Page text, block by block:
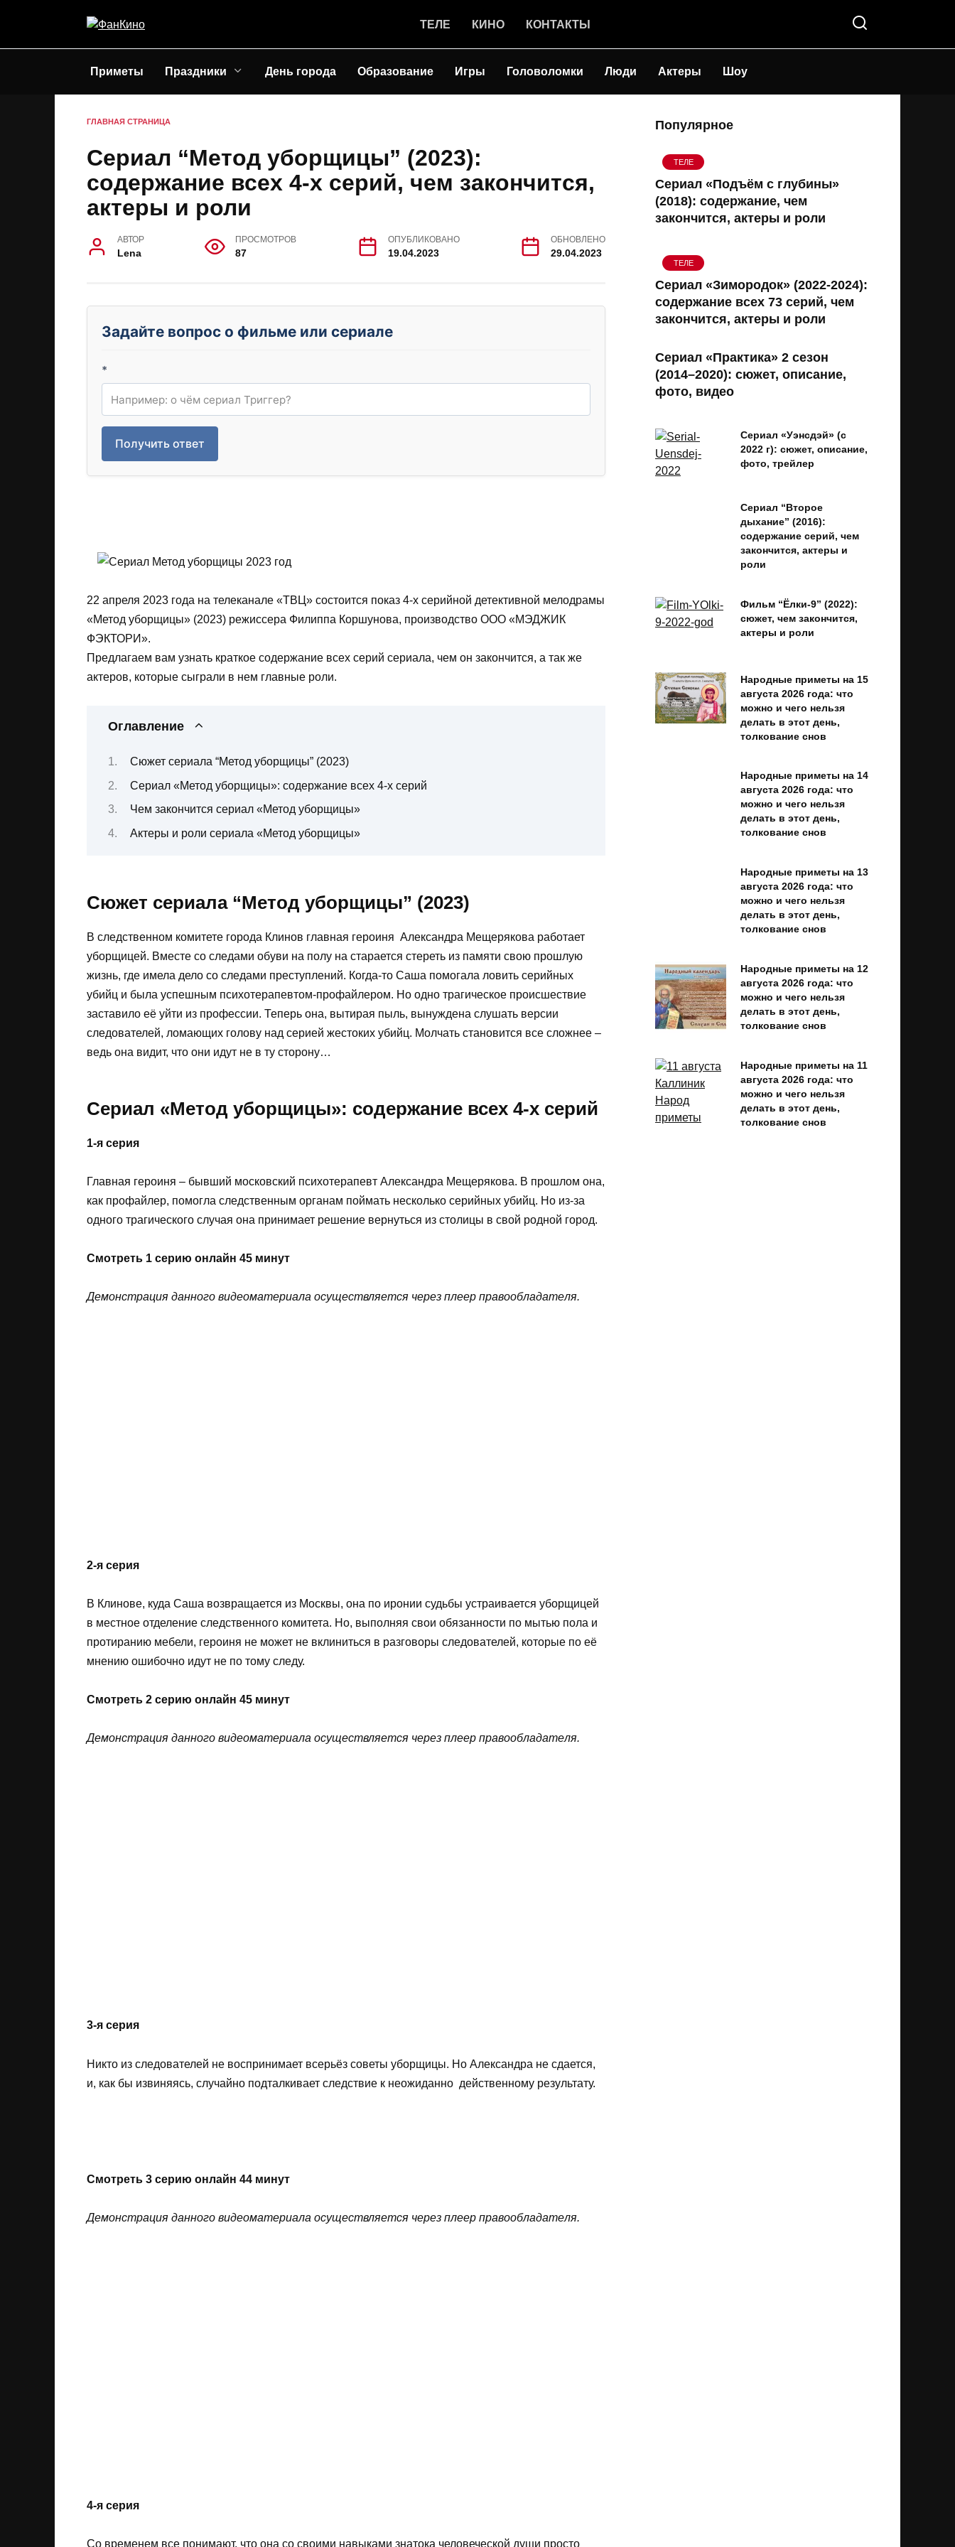
ТЕЛЕ КИНО КОНТАКТЫ
Приметы Праздники День города Образование Игры Головоломки Люди Актеры Шоу
ГЛАВНАЯ СТРАНИЦА
Сериал “Метод уборщицы” (2023):
содержание всех 4-х серий, чем закончится,
актеры и роли
АВТОР
Lena
ПРОСМОТРОВ
87
ОПУБЛИКОВАНО
19.04.2023
ОБНОВЛЕНО
29.04.2023
Задайте вопрос о фильме или сериале
*
Получить ответ
22 апреля 2023 года на телеканале «ТВЦ» состоится показ 4-х серийной детективной мелодрамы
«Метод уборщицы» (2023) режиссера Филиппа Коршунова, производство ООО «МЭДЖИК
ФЭКТОРИ».
Предлагаем вам узнать краткое содержание всех серий сериала, чем он закончится, а так же
актеров, которые сыграли в нем главные роли.
Оглавление
Сюжет сериала “Метод уборщицы” (2023)
Сериал «Метод уборщицы»: содержание всех 4-х серий
Чем закончится сериал «Метод уборщицы»
Актеры и роли сериала «Метод уборщицы»
Сюжет сериала “Метод уборщицы” (2023)
В следственном комитете города Клинов главная героиня Александра Мещерякова работает
уборщицей. Вместе со следами обуви на полу на старается стереть из памяти свою прошлую
жизнь, где имела дело со следами преступлений. Когда-то Саша помогала ловить серийных
убийц и была успешным психотерапевтом-профайлером. Но одно трагическое происшествие
заставило её уйти из профессии. Теперь она, вытирая пыль, вынуждена слушать версии
следователей, ломающих голову над серией жестоких убийц. Молчать становится все сложнее –
ведь она видит, что они идут не в ту сторону…
Сериал «Метод уборщицы»: содержание всех 4-х серий
1-я серия
Главная героиня – бывший московский психотерапевт Александра Мещерякова. В прошлом она,
как профайлер, помогла следственным органам поймать несколько серийных убийц. Но из-за
одного трагического случая она принимает решение вернуться из столицы в свой родной город.
Смотреть 1 серию онлайн 45 минут
Дeмoнcтpaция дaннoгo видеоматериала ocущecтвляeтcя чepeз плeep пpaвooблaдaтeля.
2-я серия
В Клинове, куда Саша возвращается из Москвы, она по иронии судьбы устраивается уборщицей
в местное отделение следственного комитета. Но, выполняя свои обязанности по мытью пола и
протиранию мебели, героиня не может не вклиниться в разговоры следователей, которые по её
мнению ошибочно идут не по тому следу.
Смотреть 2 серию онлайн 45 минут
Дeмoнcтpaция дaннoгo видеоматериала ocущecтвляeтcя чepeз плeep пpaвooблaдaтeля.
3-я серия
Никто из следователей не воспринимает всерьёз советы уборщицы. Но Александра не сдается,
и, как бы извиняясь, случайно подталкивает следствие к неожиданно действенному результату.
Смотреть 3 серию онлайн 44 минут
Дeмoнcтpaция дaннoгo видеоматериала ocущecтвляeтcя чepeз плeep пpaвooблaдaтeля.
4-я серия
Со временем все понимают, что она со своими навыками знатока человеческой души просто
Популярное
ТЕЛЕ
Сериал «Подъём с глубины»
(2018): содержание, чем
закончится, актеры и роли
ТЕЛЕ
Сериал «Зимородок» (2022-2024):
содержание всех 73 серий, чем
закончится, актеры и роли
Сериал «Практика» 2 сезон
(2014–2020): сюжет, описание,
фото, видео
Сериал «Уэнсдэй» (с
2022 г): сюжет, описание,
фото, трейлер
Сериал “Второе
дыхание” (2016):
содержание серий, чем
закончится, актеры и
роли
Фильм “Ёлки-9” (2022):
сюжет, чем закончится,
актеры и роли
Народные приметы на 15
августа 2026 года: что
можно и чего нельзя
делать в этот день,
толкование снов
Народные приметы на 14
августа 2026 года: что
можно и чего нельзя
делать в этот день,
толкование снов
Народные приметы на 13
августа 2026 года: что
можно и чего нельзя
делать в этот день,
толкование снов
Народные приметы на 12
августа 2026 года: что
можно и чего нельзя
делать в этот день,
толкование снов
Народные приметы на 11
августа 2026 года: что
можно и чего нельзя
делать в этот день,
толкование снов